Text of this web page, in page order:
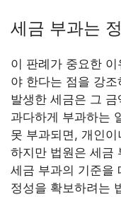
세금 부과는
이 판례가 중요한
야 한다는 점을 강
발생한 세금은 그
과다하게 부과하는
못 부과되면, 개인
하지만 법원은 세금
세금 부과의 기준을
정성을 확보하려는